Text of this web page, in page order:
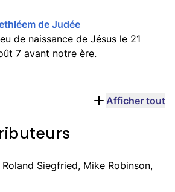
de Judée
de naissance de Jésus le 21
7 avant notre ère.
Afficher tout
Roland Siegfried, Mike Robinson,